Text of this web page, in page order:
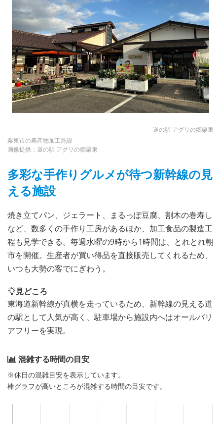
道の駅 アグリの郷栗東
栗東市の農産物加工施設
画像提供：道の駅 アグリの郷栗東
多彩な手作りグルメが待つ新幹線の見
える施設
焼き立てパン、ジェラート、まるっぽ豆腐、割木の巻寿し
など、数多くの手作り工房があるほか、加工食品の製造工
程も見学できる。毎週水曜の9時から1時間は、とれとれ朝
市を開催。生産者が買い得品を直接販売してくれるため、
いつも大勢の客でにぎわう。
見どころ
東海道新幹線が真横を走っているため、新幹線の見える道
の駅として人気が高く、駐車場から施設内へはオールバリ
アフリーを実現。
混雑する時間の目安
※休日の混雑目安を表示しています。
棒グラフが高いところが混雑する時間の目安です。